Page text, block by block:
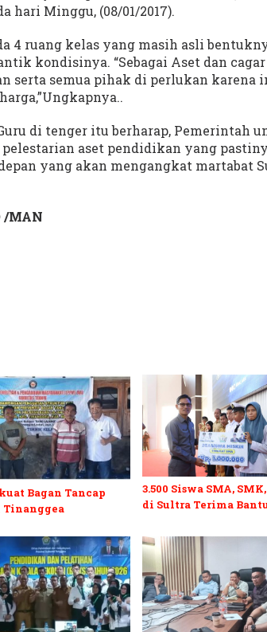
hari Minggu, (08/01/2017).
4 ruang kelas yang masih asli
kondisinya. “Sebagai Aset dan
serta semua pihak di perlukan karena
di tenger itu berharap, Pemerintah
aset pendidikan yang
yang akan mengangkat martabat
/MAN
Bagan Tancap
3.500 Siswa SMA,
di Sultra Terima